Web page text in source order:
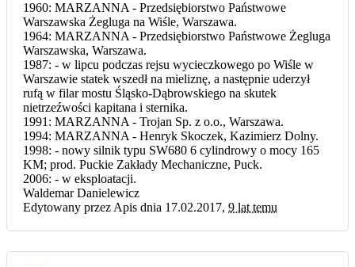
1960: MARZANNA - Przedsiębiorstwo Państwowe
Warszawska Żegluga na Wiśle, Warszawa.
1964: MARZANNA - Przedsiębiorstwo Państwowe Żegluga
Warszawska, Warszawa.
1987: - w lipcu podczas rejsu wycieczkowego po Wiśle w
Warszawie statek wszedł na mieliznę, a następnie uderzył
rufą w filar mostu Śląsko-Dąbrowskiego na skutek
nietrzeźwości kapitana i sternika.
1991: MARZANNA - Trojan Sp. z o.o., Warszawa.
1994: MARZANNA - Henryk Skoczek, Kazimierz Dolny.
1998: - nowy silnik typu SW680 6 cylindrowy o mocy 165
KM; prod. Puckie Zakłady Mechaniczne, Puck.
2006: - w eksploatacji.
Waldemar Danielewicz
Edytowany przez Apis dnia 17.02.2017, 9 lat temu